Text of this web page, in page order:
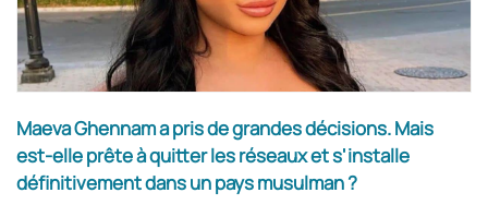
Maeva Ghennam a pris de grandes décisions. Mais
est-elle prête à quitter les réseaux et s'installe
définitivement dans un pays musulman ?